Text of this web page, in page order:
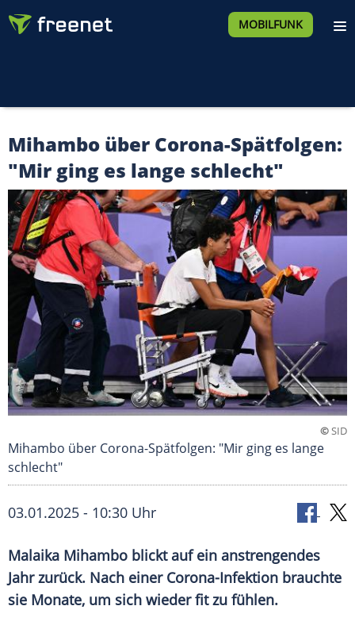
MOBILFUNK
Mihambo über Corona-Spätfolgen:
"Mir ging es lange schlecht"
©SID
Mihambo über Corona-Spätfolgen: "Mir ging es lange
schlecht"
03.01.2025 - 10:30 Uhr
Malaika Mihambo blickt auf ein anstrengendes
Jahr zurück. Nach einer Corona-Infektion brauchte
sie Monate, um sich wieder fit zu fühlen.